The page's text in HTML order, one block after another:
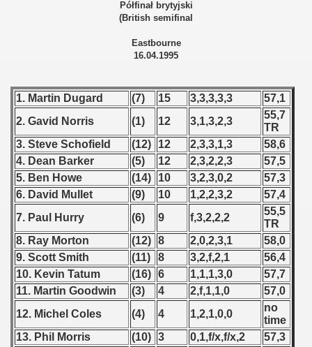
Półfinał brytyjski
(British semifinal
Eastbourne
16.04.1995
1. Martin Dugard (7) 15 3,3,3,3,3
57,1
2. Gavid Norris
(1) 12 3,1,3,2,3
55,7
TR
3. Steve Schofield
(12) 12 2,3,3,1,3
58,6
4. Dean Barker
(5) 12 2,3,2,2,3
57,5
5. Ben Howe
(14) 10 3,2,3,0,2
57,3
6. David Mullet
(9) 10 1,2,2,3,2
57,4
7. Paul Hurry
(6) 9 f,3,2,2,2
55,5
TR
8. Ray Morton
(12) 8 2,0,2,3,1
58,0
9. Scott Smith
(11) 8 3,2,f,2,1
56,4
10. Kevin Tatum
(16) 6 1,1,1,3,0
57,7
11. Martin Goodwin
(3) 4 2,f,1,1,0
57,0
12. Michel Coles
(4) 4 1,2,1,0,0
no
time
13. Phil Morris
(10) 3 0,1,f/x,f/x,2
57,3
- 1956
- 1957
- 1958
- 1959
- 1960
- 1961
- 1962
- 1963
- 1964